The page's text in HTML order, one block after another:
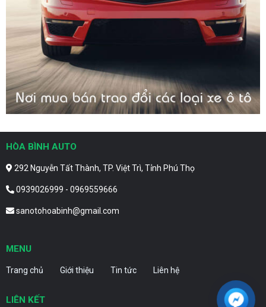
HÒA BÌNH AUTO
292 Nguyễn Tất Thành, TP. Việt Trì, Tỉnh Phú Thọ
0939026999 - 0969559666
sanotohoabinh@gmail.com
MENU
Trang chủ Giới thiệu Tin tức Liên hệ
LIÊN KẾT